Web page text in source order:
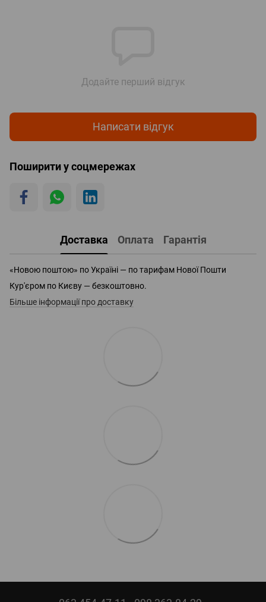
Додайте перший відгук
Написати відгук
Поширити у соцмережах
Доставка Оплата Гарантія
«Новою поштою» по Україні — по тарифам Нової Пошти
Кур'єром по Києву — безкоштовно.
Більше інформації про доставку